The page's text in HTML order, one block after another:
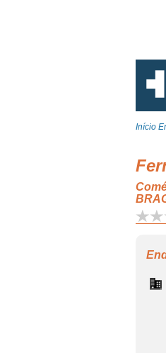
Início